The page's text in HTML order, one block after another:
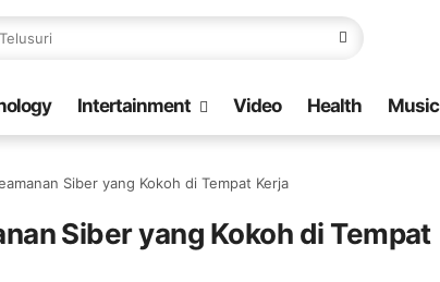
Intertainment Video Health Music
Siber yang Kokoh di Tempat Kerja
Siber yang Kokoh di Tempat